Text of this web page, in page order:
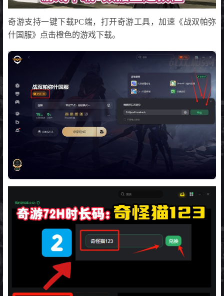
奇游支持一键下载PC端，打开奇游工具，加速《战双帕弥
什国服》点击橙色的游戏下载。